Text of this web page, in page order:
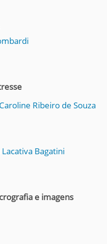
Ribeiro de Souza
Bagatini
e imagens